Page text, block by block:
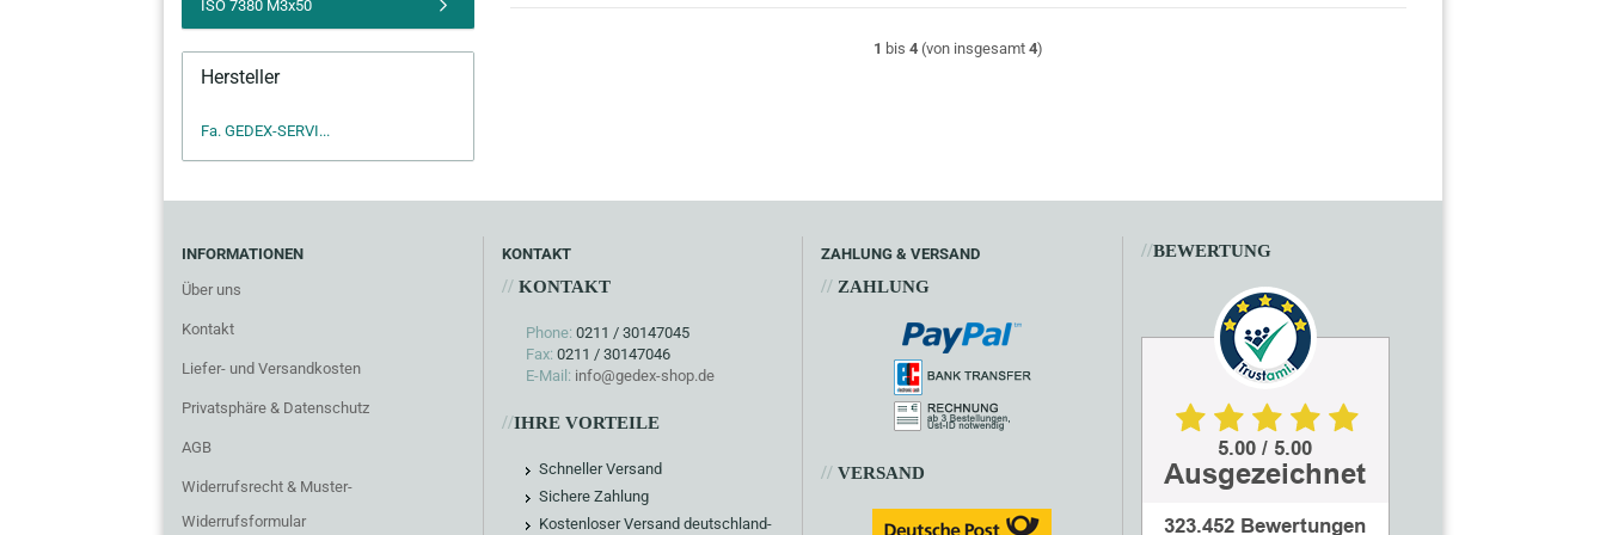
1 bis 4 (von insgesamt 4)
ISO 7380 M3x50
Hersteller
Fa. GEDEX-SERVI...
INFORMATIONEN
Über uns
Kontakt
Liefer- und Versandkosten
Privatsphäre & Datenschutz
AGB
Widerrufsrecht & Muster-
Widerrufsformular
KONTAKT
//KONTAKT
Phone: 0211 / 30147045
Fax: 0211 / 30147046
E-Mail: info@gedex-shop.de
//IHRE VORTEILE
Schneller Versand
Sichere Zahlung
Kostenloser Versand deutschland-
ZAHLUNG & VERSAND
// ZAHLUNG
// VERSAND
//BEWERTUNG